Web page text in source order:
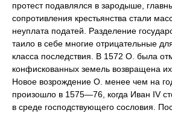
протест подавлялся в зародыше,
сопротивления крестьянства стали
неуплата податей. Разделение
таило в себе многие отрицательные
класса последствия. В 1572 О. была
конфискованных земель возвращена
Новое возрождение О. менее чем на
произошло в 1575—76, когда Иван IV
в среде господствующего сословия.